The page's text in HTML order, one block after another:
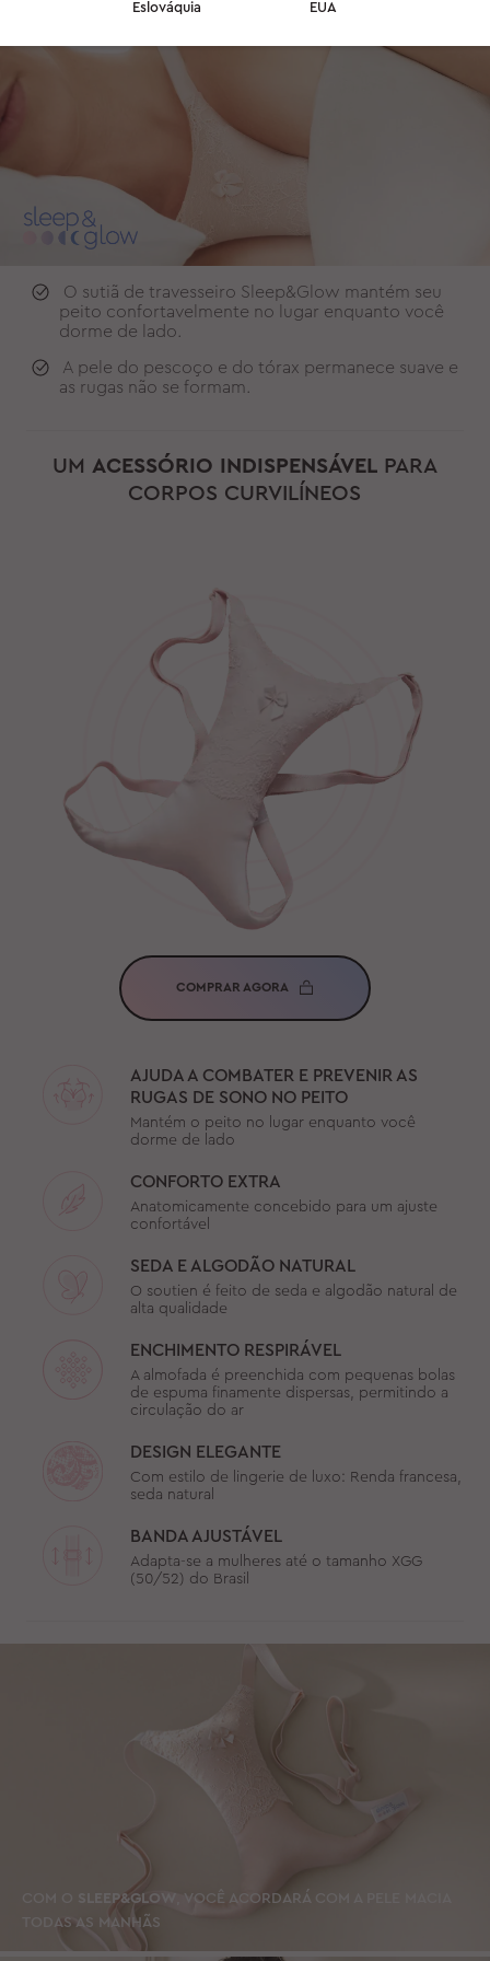
O sutiã de travesseiro Sleep&Glow mantém seu
peito confortavelmente no lugar enquanto você
dorme de lado.
A pele do pescoço e do tórax permanece suave e
as rugas não se formam.
UM ACESSÓRIO INDISPENSÁVELPARA
CORPOS CURVILÍNEOS
AJUDA A COMBATER E PREVENIR AS
RUGAS DE SONO NO PEITO
Mantém o peito no lugar enquanto você
dorme de lado
CONFORTO EXTRA
Anatomicamente concebido para um ajuste
confortável
SEDA E ALGODÃO NATURAL
O soutien é feito de seda e algodão natural de
alta qualidade
COMPRAR AGORA
ENCHIMENTO RESPIRÁVEL
A almofada é preenchida com pequenas bolas
de espuma finamente dispersas, permitindo a
circulação do ar
DESIGN ELEGANTE
Com estilo de lingerie de luxo: Renda francesa,
seda natural
BANDA AJUSTÁVEL
Adapta-se a mulheres até o tamanho XGG
(50/52) do Brasil
SLEEP&GLOW
, VOCÊ ACORDARÁ COM A PELE MACIA
TODAS AS MANHÃS
Eslováquia EUA